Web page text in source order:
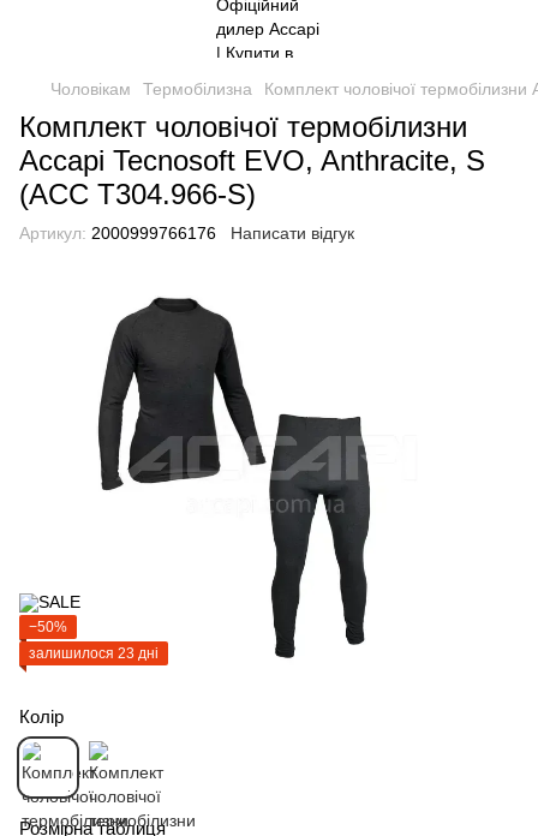
Чоловікам Термобілизна Комплект чоловічої
Комплект чоловічої термобілизни
Accapi Tecnosoft EVO, Anthracite, S
(ACC T304.966-S)
Артикул: 2000999766176 Написати відгук
−50%
залишилося 23 дні
Колір
Розмірна таблиця